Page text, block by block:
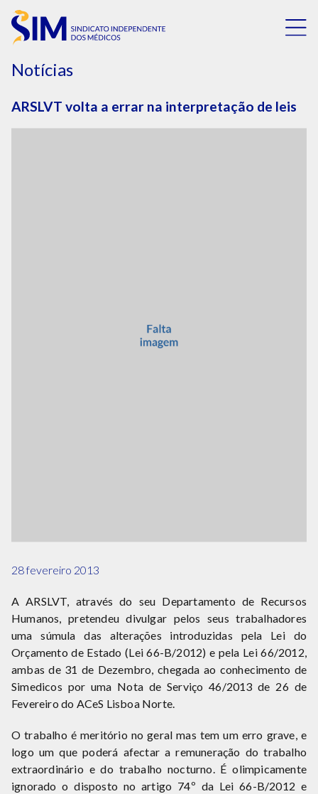
Notícias
ARSLVT volta a errar na interpretação de leis
28 fevereiro 2013
A ARSLVT, através do seu Departamento de Recursos
Humanos, pretendeu divulgar pelos seus trabalhadores
uma súmula das alterações introduzidas pela Lei do
Orçamento de Estado (Lei 66-B/2012) e pela Lei 66/2012,
ambas de 31 de Dezembro, chegada ao conhecimento de
Simedicos por uma Nota de Serviço 46/2013 de 26 de
Fevereiro do ACeS Lisboa Norte.
O trabalho é meritório no geral mas tem um erro grave, e
logo um que poderá afectar a remuneração do trabalho
extraordinário e do trabalho nocturno. É olimpicamente
ignorado o disposto no artigo 74º da Lei 66-B/2012 e